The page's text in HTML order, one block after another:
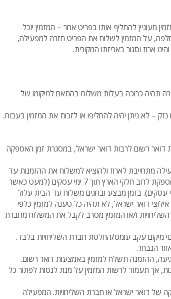
להחליף אותו בפריט אחר – המזמין יוכל
אספקתו. לצורך ההחלפה, על המזמין לשלוח את הפריט חזרה למפעילה,
ארוז וסגור באריזתו המקורית.
תהיה כרוכה בעלות משלוח בהתאם למיקומו של
– לא ניתן יהיה להחליפו או לזכות את המזמין בעבורו.
דואר רשום לרבות דואר ישראל, במסגרת זמן האספקה
מתחייבת לארוז ולהוציא למשלוח את ההזמנות עד
5 ימי עסקים ליעד המבוקש. ההזמנות ישלחו באמצעות דואר ישראל אשר מספקת לרוב חלקי הארץ תוך 7 ימי עסקים (למעט כאשר
לאזורים המוגדרים כמרוחקים בהם המשלוח יימסר תוך 14 ימי עסקים). בזמן מבצע ובחגים משלוח עד הבית עלול
אילוצי דואר ישראל, לא תהיה כל טענה למזמין כלפי
ו/או המזמין מסרב לקבל את המשלוח מחברת
ליעדם בתוך 5 ימי עסקים. ייתכן שינוי מיקום עקב עומס/החלטת חברת השליחויות בלבד.
הנבחר.
ההזמנה תשלח למזמין באמצעות דואר רשום.
אך תעמוד לרשות המזמין על מנת לנסות לפתור כל
של דואר ישראל או חברת השליחויות. המפעילה